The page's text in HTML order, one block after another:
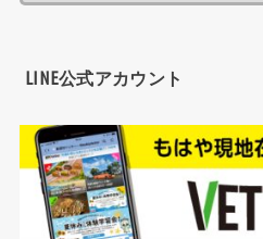
LINE公式アカウント